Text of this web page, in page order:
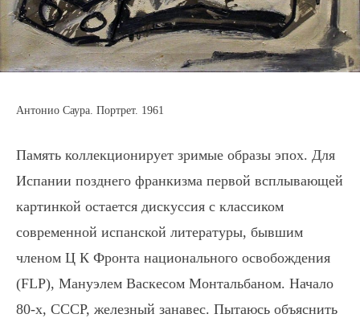
Антонио Саура. Портрет. 1961
Память коллекционирует зримые образы эпох. Для
Испании позднего франкизма первой всплывающей
картинкой остается дискуссия с классиком
современной испанской литературы, бывшим
членом Ц К Фронта национального освобождения
(FLP), Мануэлем Васкесом Монтальбаном. Начало
80-х, СССР, железный занавес. Пытаюсь объяснить